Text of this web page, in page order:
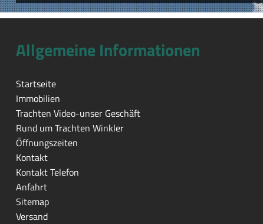
Allgemeine Informationen
Startseite
Immobilien
Trachten Video-unser Geschäft
Rund um Trachten Winkler
Öffnungszeiten
Kontakt
Kontakt Telefon
Anfahrt
Sitemap
Versand